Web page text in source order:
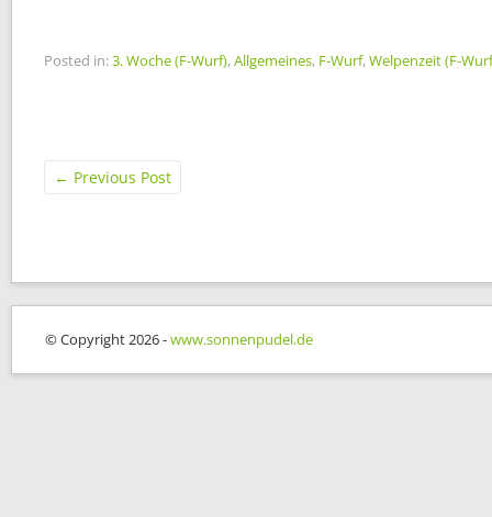
Posted in:3. Woche (F-Wurf),Allgemeines, F-Wurf,Welpenzeit (F-
← Previous Post
© Copyright 2026 -www.sonnenpudel.de